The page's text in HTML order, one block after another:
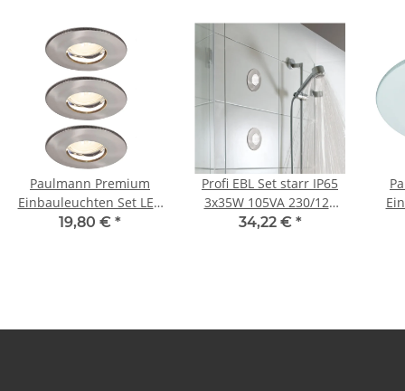
Paulmann Premium
Einbauleuchten Set LED
starr IP65 3x4W 230/12V
19,80 € *
Profi EBL Set starr IP65
3x35W 105VA 230/12V
GU5,3 51mm Weiß/Alu
34,22 € *